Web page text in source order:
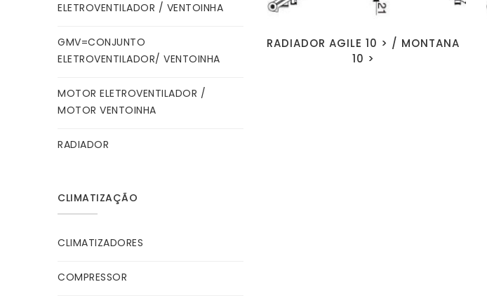
RADIADOR AGILE 10 > / MONTANA
10 >
ELETROVENTILADOR / VENTOINHA
GMV=CONJUNTO
ELETROVENTILADOR/ VENTOINHA
MOTOR ELETROVENTILADOR /
MOTOR VENTOINHA
RADIADOR
CLIMATIZAÇÃO
CLIMATIZADORES
COMPRESSOR